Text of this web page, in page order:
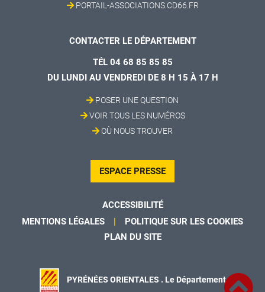
PORTAIL-ASSOCIATIONS.CD66.FR
CONTACTER LE DÉPARTEMENT
TÉL 04 68 85 85 85
DU LUNDI AU VENDREDI DE 8 H 15 À 17 H
POSER UNE QUESTION
VOIR TOUS LES NUMÉROS
OÙ NOUS TROUVER
ESPACE PRESSE
ACCESSIBILITÉ
MENTIONS LÉGALES
POLITIQUE SUR LES COOKIES
PLAN DU SITE
PYRÉNÉES ORIENTALES . Le Département